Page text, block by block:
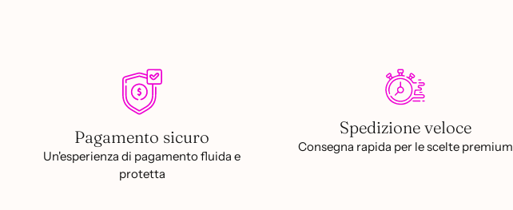
Pagamento sicuro
Un'esperienza di pagamento fluida e
protetta
Spedizione veloce
Consegna rapida per le scelte premium